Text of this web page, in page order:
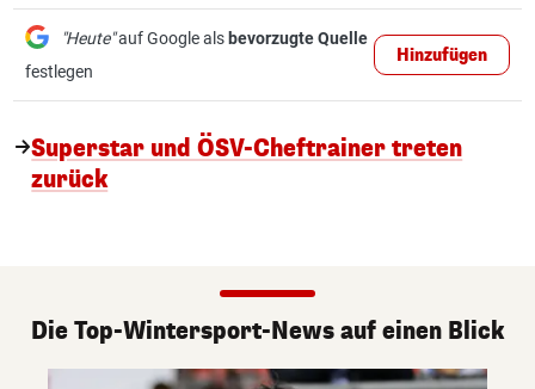
"Heute"auf Google als bevorzugte Quelle
festlegen
Hinzufügen
Superstar und ÖSV-Cheftrainer treten
zurück
Die Top-Wintersport-News auf einen Blick